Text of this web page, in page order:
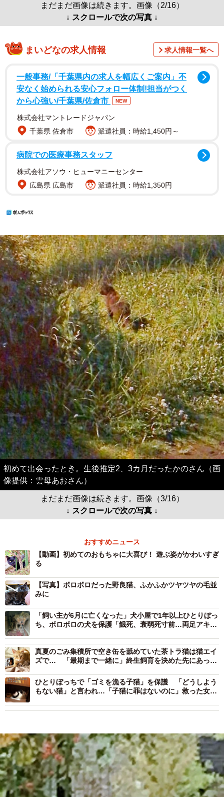
まだまだ画像は続きます。画像（2/16）
↓ スクロールで次の写真 ↓
まいどなの求人情報 求人情報一覧へ
一般事務/「千葉県内の求人を幅広くご案内」不
安なく始められる安心フォロー体制!担当がつく
から心強い/千葉県/佐倉市
NEW
株式会社マントレードジャパン
千葉県 佐倉市
派遣社員：時給1,450円～
病院での医療事務スタッフ
株式会社アソウ・ヒューマニーセンター
広島県 広島市
派遣社員：時給1,350円
初めて出会ったとき。生後推定2、3カ月だったかのさん（画
像提供：雲母あおさん）
まだまだ画像は続きます。画像（3/16）
↓ スクロールで次の写真 ↓
おすすめニュース
【動画】初めてのおもちゃに大喜び！ 遊ぶ姿がかわいすぎ
る
【写真】ボロボロだった野良猫、ふかふかツヤツヤの毛並
みに
「飼い主が6月に亡くなった」犬小屋で1年以上ひとりぼっ
ち、ボロボロの犬を保護「餓死、衰弱死寸前…両足アキレ
真夏のごみ集積所で空き缶を舐めていた茶トラ猫は猫エイ
ズで… 「最期まで一緒に」終生飼育を決めた先にあった
ひとりぼっちで「ゴミを漁る子猫」を保護 「どうしよう
もない猫」と言われ…「子猫に罪はないのに」救った女性